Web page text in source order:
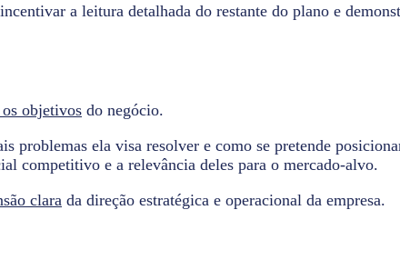
a leitura detalhada do restante do plano e
objetivos do negócio.
problemas ela visa resolver e como se pretende
competitivo e a relevância deles para o mercado-alvo.
clara da direção estratégica e operacional da empresa.